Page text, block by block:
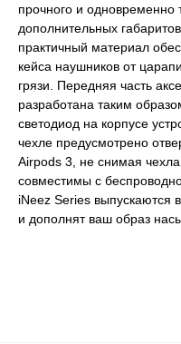
прочного и одновременно
дополнительных
практичный материал
кейса наушников от
грязи. Передняя часть
разработана таким
светодиод на корпусе
чехле предусмотрено
Airpods 3, не снимая
совместимы с
iNeez Series выпускаются
и дополнят ваш образ